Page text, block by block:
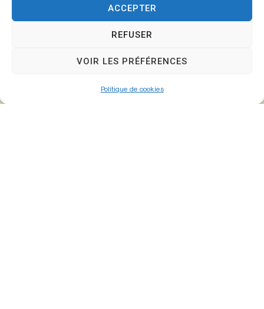
ACCEPTER
REFUSER
VOIR LES PRÉFÉRENCES
Politique de cookies
26 Av. du Général de Gaulle